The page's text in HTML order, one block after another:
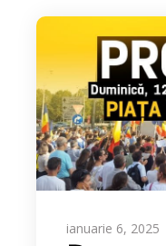
ianuarie 6, 2025